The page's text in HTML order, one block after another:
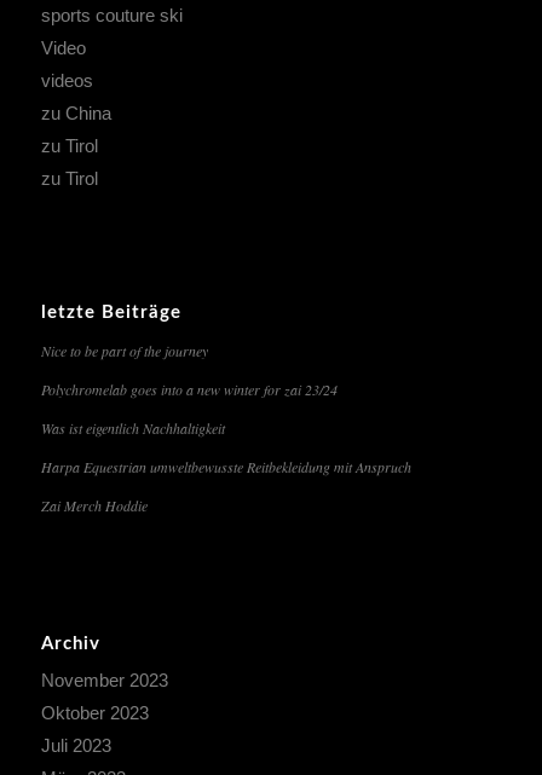
sports couture ski
Video
videos
zu China
zu Tirol
zu Tirol
letzte Beiträge
Nice to be part of the journey
Polychromelab goes into a new winter for zai 23/24
Was ist eigentlich Nachhaltigkeit
Harpa Equestrian umweltbewusste Reitbekleidung mit Anspruch
Zai Merch Hoddie
Archiv
November 2023
Oktober 2023
Juli 2023